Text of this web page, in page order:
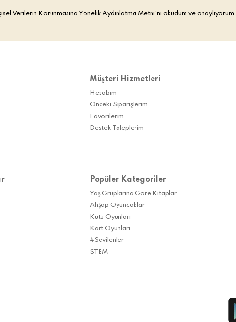
Verilerin Korunmasına Yönelik Aydınlatma Metni’ni okudum ve onaylıyorum.
Müşteri Hizmetleri
Hesabım
Önceki Siparişlerim
Favorilerim
Destek Taleplerim
Popüler Kategoriler
Yaş Gruplarına Göre Kitaplar
Ahşap Oyuncaklar
Kutu Oyunları
Kart Oyunları
#Sevilenler
STEM